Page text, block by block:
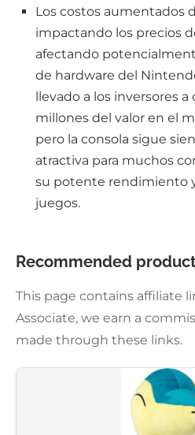
Los costos aumentados
impactando los precios
afectando
de hardware del
llevado a los inversores
millones del valor en el
pero la consola sigue
atractiva para muchos
su potente rendimiento
juegos.
Recommended
This page contains affiliate
Associate, we earn a
made through these links.